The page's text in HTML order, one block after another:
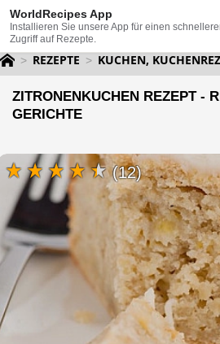
WorldRecipes App
Installieren Sie unsere App für einen
Zugriff auf Rezepte.
REZEPTE KUCHEN,
ZITRONENKUCHEN REZEPT -
GERICHTE
(12)